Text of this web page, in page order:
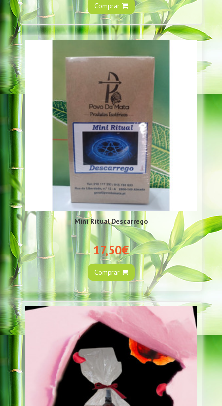
Comprar
Mini Ritual Descarrego
17,50€
Comprar